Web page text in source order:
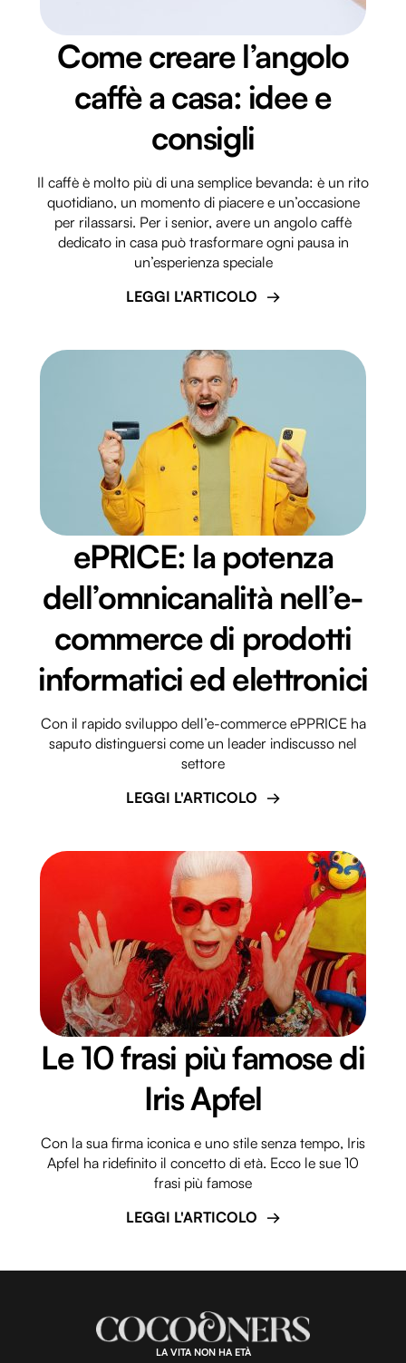
nostri partner che si occupano di analisi dei dati web,
pubblicità e social media, i quali potrebbero combinarle
con altre informazioni che hai fornito loro o che hanno
raccolto dal tuo utilizzo dei loro servizi.
Come creare l’angolo
caffè a casa: idee e
consigli
Il caffè è molto più di una semplice bevanda: è un rito
quotidiano, un momento di piacere e un’occasione
per rilassarsi. Per i senior, avere un angolo caffè
dedicato in casa può trasformare ogni pausa in
un’esperienza speciale
LEGGI L'ARTICOLO
ePRICE: la potenza
dell’omnicanalità nell’e-
commerce di prodotti
informatici ed elettronici
Con il rapido sviluppo dell’e-commerce ePPRICE ha
saputo distinguersi come un leader indiscusso nel
settore
LEGGI L'ARTICOLO
Le 10 frasi più famose di
Iris Apfel
Con la sua firma iconica e uno stile senza tempo, Iris
Apfel ha ridefinito il concetto di età. Ecco le sue 10
frasi più famose
LEGGI L'ARTICOLO
LA VITA NON HA ETÀ